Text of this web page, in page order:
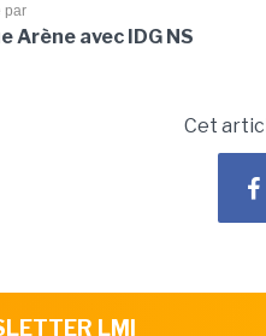
par
Arène avec IDG NS
Cet
LMI